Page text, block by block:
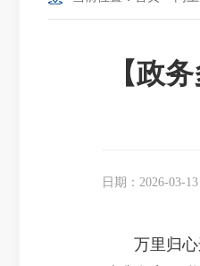
【政
日期：2026-03-
万里归心连